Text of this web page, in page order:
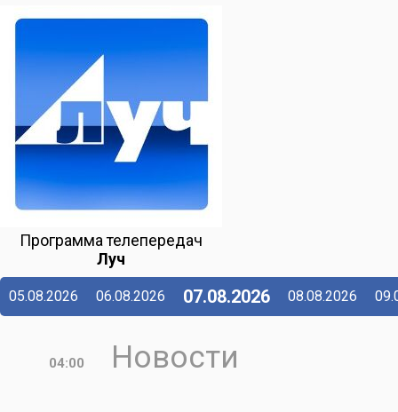
Программа телепередач
Луч
05.08.2026 06.08.2026 07.08.2026 08.08.2026
04:00
Новости